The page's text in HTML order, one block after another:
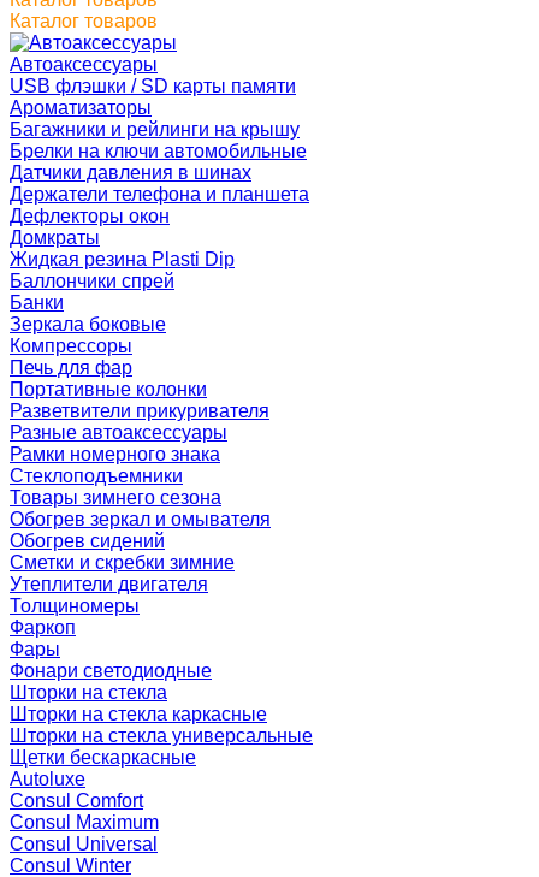
Каталог товаров
Автоаксессуары
USB флэшки / SD карты памяти
Ароматизаторы
Багажники и рейлинги на крышу
Брелки на ключи автомобильные
Датчики давления в шинах
Держатели телефона и планшета
Дефлекторы окон
Домкраты
Жидкая резина Plasti Dip
Баллончики спрей
Банки
Зеркала боковые
Компрессоры
Печь для фар
Портативные колонки
Разветвители прикуривателя
Разные автоаксессуары
Рамки номерного знака
Стеклоподъемники
Товары зимнего сезона
Обогрев зеркал и омывателя
Обогрев сидений
Сметки и скребки зимние
Утеплители двигателя
Толщиномеры
Фаркоп
Фары
Фонари светодиодные
Шторки на стекла
Шторки на стекла каркасные
Шторки на стекла универсальные
Щетки бескаркасные
Autoluxe
Consul Comfort
Consul Maximum
Consul Universal
Consul Winter